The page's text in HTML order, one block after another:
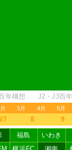
年構想 J2・J3百
3月 4月 5月
7 8 9
福島
いわき